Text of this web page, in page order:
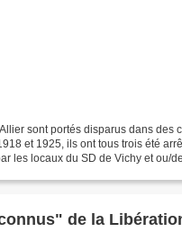
sont portés disparus dans des
et 1925, ils ont tous trois été
les locaux du SD de Vichy et ou/
de la